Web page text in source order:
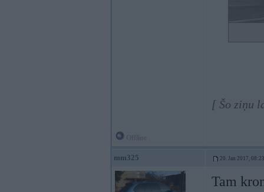
[ Šo ziņu
mm325 20. Jan 2017, 08:23
Tam